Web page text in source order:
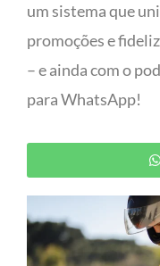
um sistema que
promoções e
– e ainda com o
para WhatsApp!